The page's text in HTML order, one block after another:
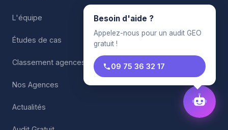
L'équipe
Études de cas
Classement agences SEO
Nos Agences
Actualités
Besoin d'aide ?
Appelez-nous pour un audit GEO
gratuit !
09 75 36 32 17